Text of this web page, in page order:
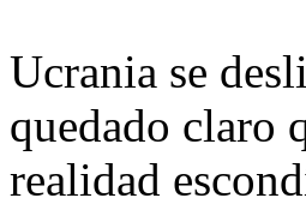
Ucrania se
quedado claro
realidad